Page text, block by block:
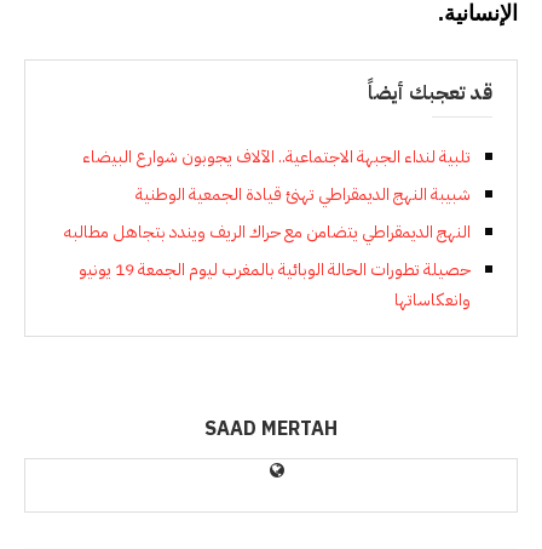
الإنسانية.
قد تعجبك أيضاً
تلبية لنداء الجبهة الاجتماعية.. الآلاف يجوبون شوارع البيضاء
شبيبة النهج الديمقراطي تهنئ قيادة الجمعية الوطنية
النهج الديمقراطي يتضامن مع حراك الريف ويندد بتجاهل مطالبه
حصيلة تطورات الحالة الوبائية بالمغرب ليوم الجمعة 19 يونيو
وانعكاساتها
SAAD MERTAH